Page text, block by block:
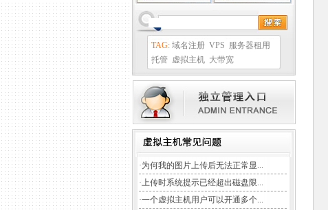
TAG: 域名注册 VPS 服务器租用
托管 虚拟主机 大带宽
·为何我的图片上传后无法正常显...
·上传时系统提示已经超出磁盘限...
·一个虚拟主机用户可以开通多个...